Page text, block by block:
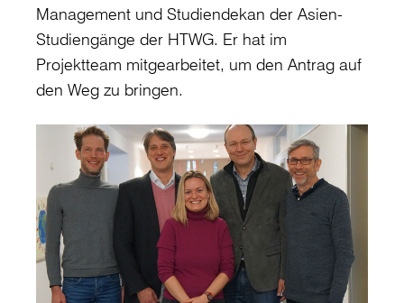
Management und Studiendekan der Asien-
Studiengänge der HTWG. Er hat im
Projektteam mitgearbeitet, um den Antrag auf
den Weg zu bringen.